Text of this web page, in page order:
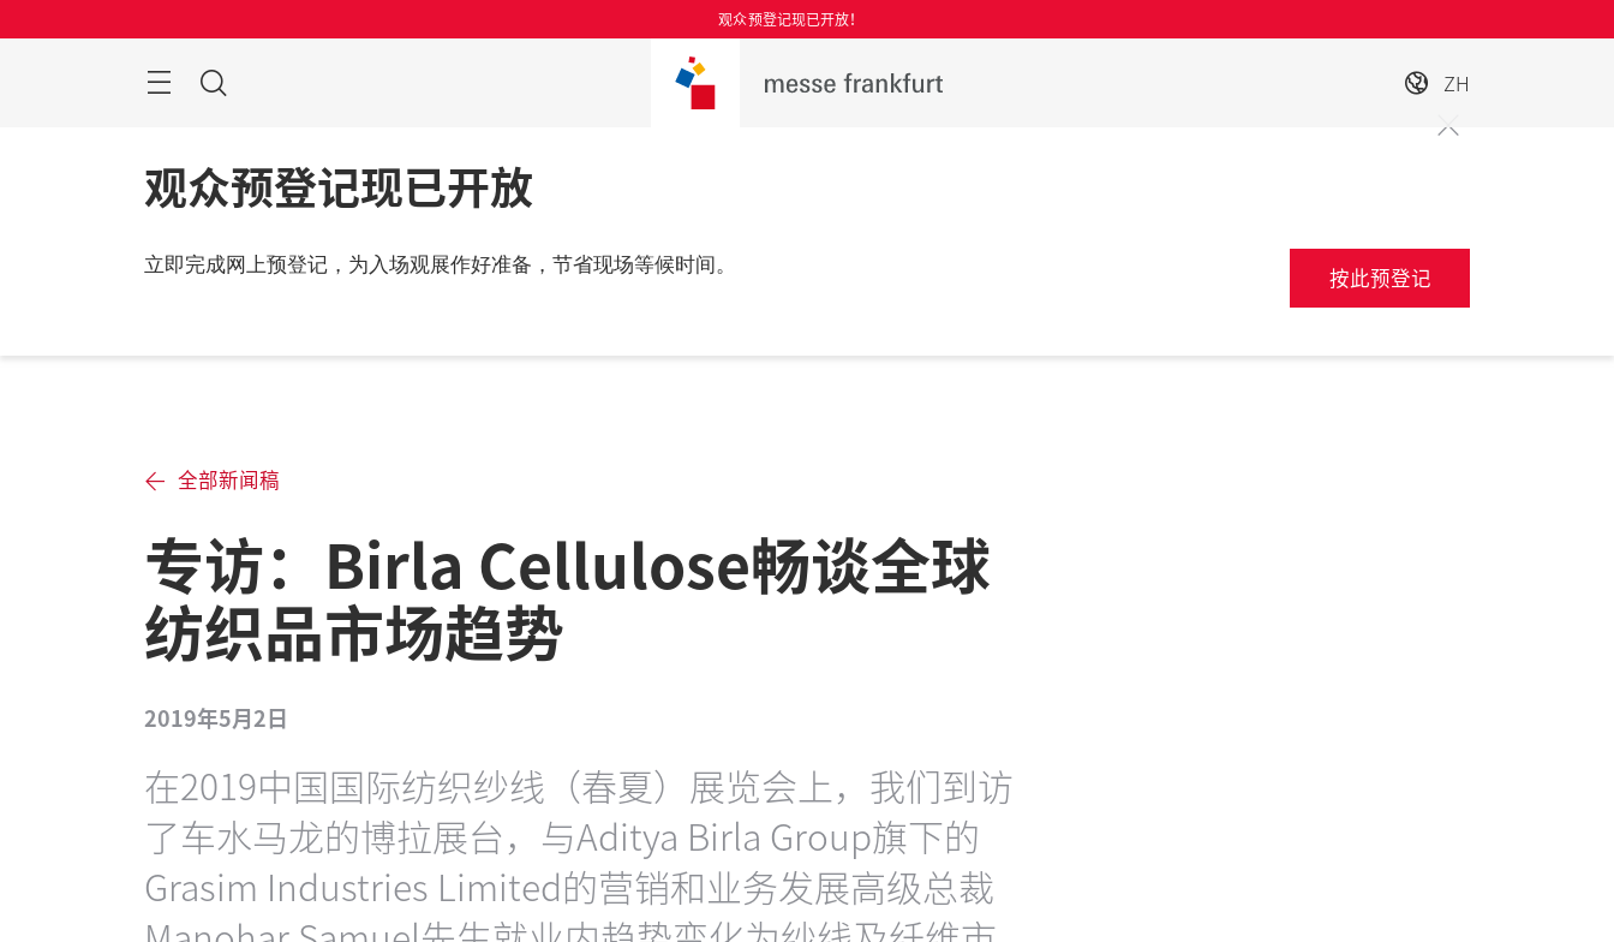
过
观众预登记现已开放！
菜
搜
ZH
观众预登记现已开放
立即完成网上预登记，为入场观展作好准备，节省现场等候时间。 按此预登记
全部新闻稿
专访：Birla Cellulose畅谈全球
纺织品市场趋势
2019年5月2日
在2019中国国际纺织纱线（春夏）展览会上，我们到访
了车水马龙的博拉展台，与Aditya Birla Group旗下的
Grasim Industries Limited的营销和业务发展高级总裁